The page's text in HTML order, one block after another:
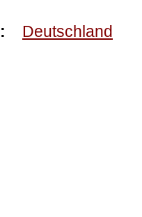
: Deutschland